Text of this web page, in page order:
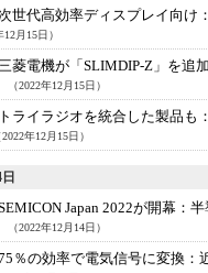
世代高効率ディスプレイ向け：
12月15日）
菱電機が「SLIMDIP-Z」を追加
（2022年12月15日）
トライラジオを統合した製品も：
2022年12月15日）
Japan 2022が開幕： 半
（2022年12月14日）
％の効率で電気信号に変換：